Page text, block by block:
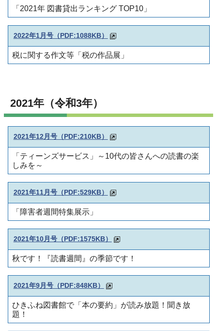
「2021年 図書貸出ランキング TOP10」
2022年1月号（PDF:1088KB）
税に関する作文等「税の作品展」
2021年（令和3年）
2021年12月号（PDF:210KB）
「ティーンズサービス」～10代の皆さんへの読書の楽
しみを～
2021年11月号（PDF:529KB）
「障害者週間特集展示」
2021年10月号（PDF:1575KB）
秋です！『読書週間』の季節です！
2021年9月号（PDF:848KB）
ひきふね図書館で「本の要約」が読み放題！聞き放
題！